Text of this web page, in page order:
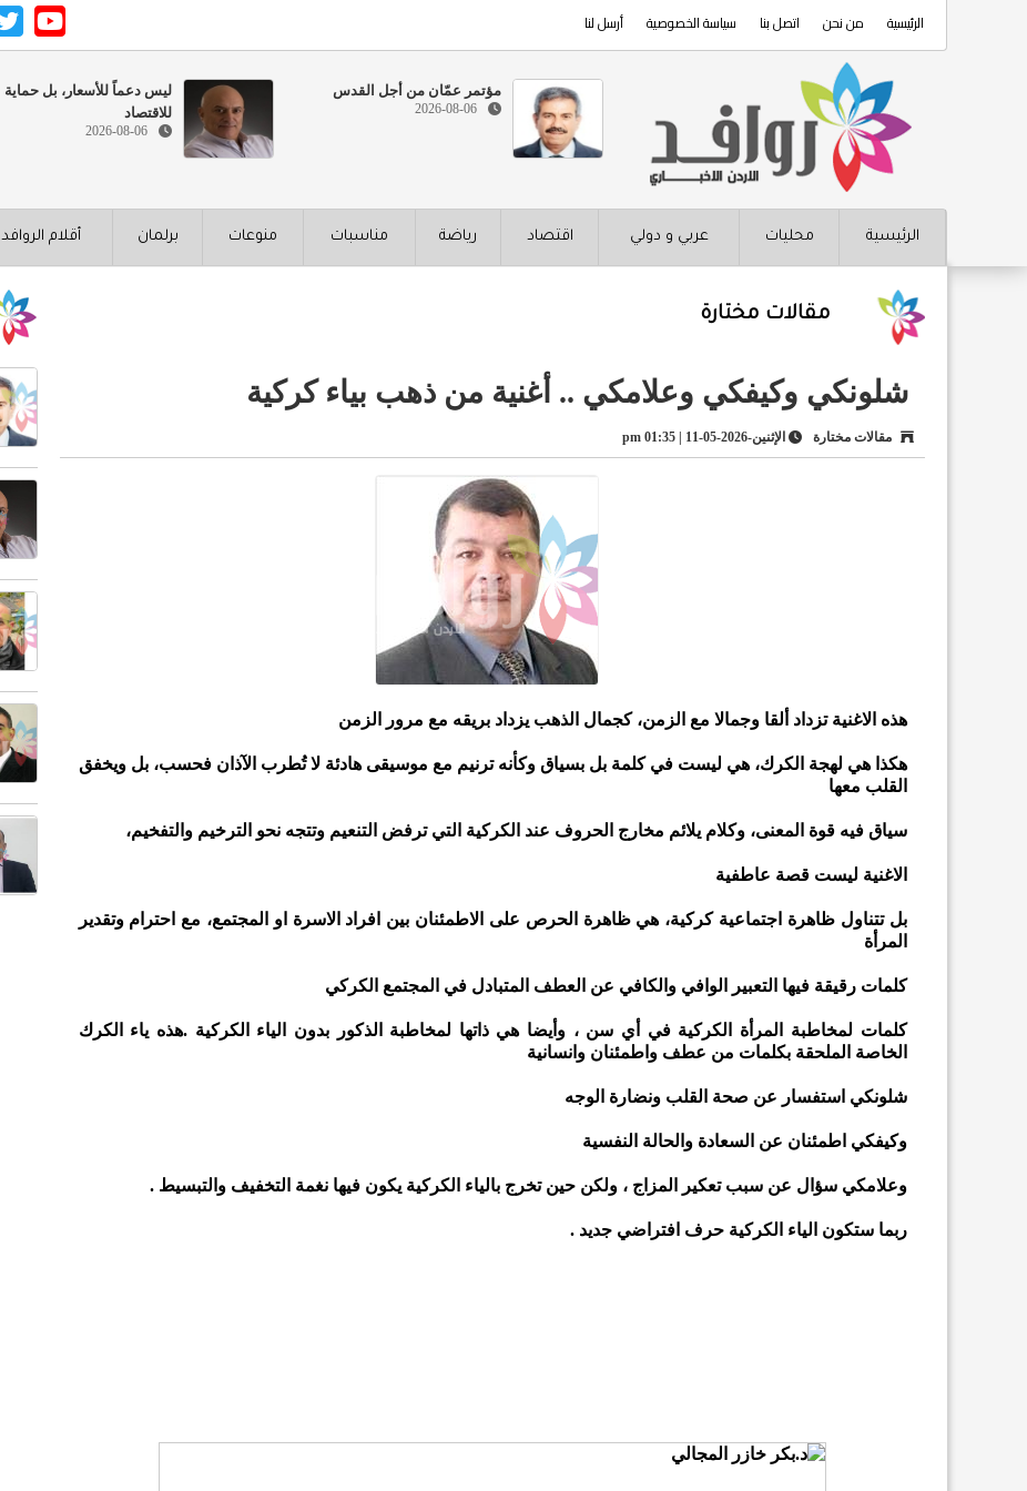
الرئيسية من نحن اتصل بنا سياسة الخصوصية أرسل لنا
مؤتمر عمّان من أجل القدس
2026-08-06
ليس دعماً للأسعار، بل حماية
للاقتصاد
2026-08-06
الرئيسية محليات عربي و دولي اقتصاد رياضة مناسبات منوعات برلمان أقلام الروافد
مقالات مختارة
شلونكي وكيفكي وعلامكي .. أغنية من ذهب بياء كركية
مقالات مختارة الإثنين-2026-05-11 | 01:35 pm
هذه الاغنية تزداد ألقا وجمالا مع الزمن، كجمال الذهب يزداد بريقه مع مرور الزمن
هكذا هي لهجة الكرك، هي ليست في كلمة بل بسياق وكأنه ترنيم مع موسيقى هادئة لا تُطرب الآذان فحسب، بل ويخفق
القلب معها
سياق فيه قوة المعنى، وكلام يلائم مخارج الحروف عند الكركية التي ترفض التنعيم وتتجه نحو الترخيم والتفخيم،
الاغنية ليست قصة عاطفية
بل تتناول ظاهرة اجتماعية كركية، هي ظاهرة الحرص على الاطمئنان بين افراد الاسرة او المجتمع، مع احترام وتقدير
المرأة
كلمات رقيقة فيها التعبير الوافي والكافي عن العطف المتبادل في المجتمع الكركي
كلمات لمخاطبة المرأة الكركية في أي سن ، وأيضا هي ذاتها لمخاطبة الذكور بدون الياء الكركية .هذه ياء الكرك
الخاصة الملحقة بكلمات من عطف واطمئنان وانسانية
شلونكي استفسار عن صحة القلب ونضارة الوجه
وكيفكي اطمئنان عن السعادة والحالة النفسية
وعلامكي سؤال عن سبب تعكير المزاج ، ولكن حين تخرج بالياء الكركية يكون فيها نغمة التخفيف والتبسيط .
ربما ستكون الياء الكركية حرف افتراضي جديد .